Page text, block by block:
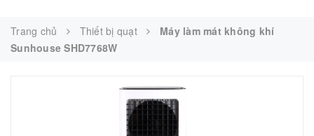
Trang chủ Thiết bị quạt
Máy làm mát không khí
Sunhouse SHD7768W